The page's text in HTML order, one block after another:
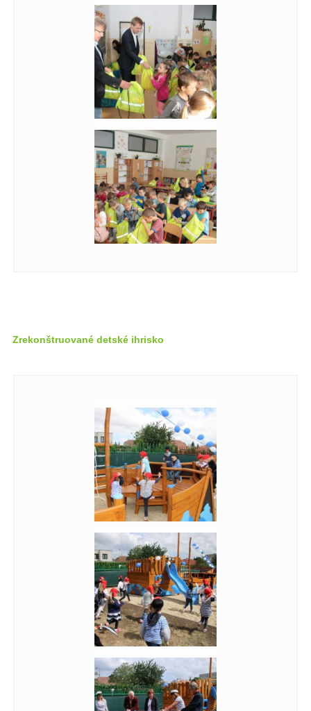
Zrekonštruované detské ihrisko